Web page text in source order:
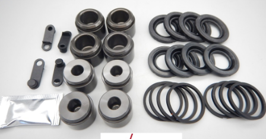
TPMS（4）
その他（9）
バッテリーテスター（4）
古い車両用診断テスター（10）
バイク用診断テスター（7）
その他（20）
イタリア/フランス車（27）
イギリス車（23）
アメリカ車（15）
スウェーデン車（20）
日本車（40）
ロシア（8）
ブレーキキャリパーリペアキット（368）
その他（6）